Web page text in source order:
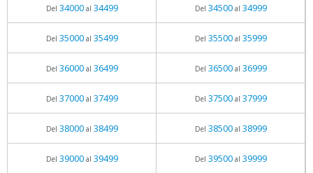
Del 34000al 34499 Del 34500al 34999
Del 35000al 35499 Del 35500al 35999
Del 36000al 36499 Del 36500al 36999
Del 37000al 37499 Del 37500al 37999
Del 38000al 38499 Del 38500al 38999
Del 39000al 39499 Del 39500al 39999